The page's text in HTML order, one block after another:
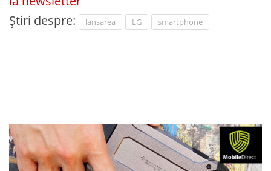
Știri despre:
lansarea LG smartphone